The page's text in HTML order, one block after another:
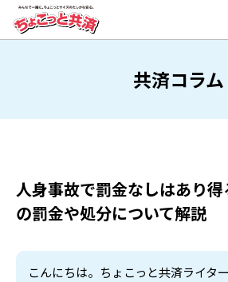
共済コラム
人身事故で罰金なしはあり得
の罰金や処分について解説
こんにちは。ちょこっと共済ライタ